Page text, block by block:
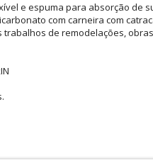
e espuma para absorção de
com carneira com
trabalhos de remodelações,